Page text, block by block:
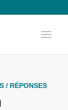
/ RÉPONSES